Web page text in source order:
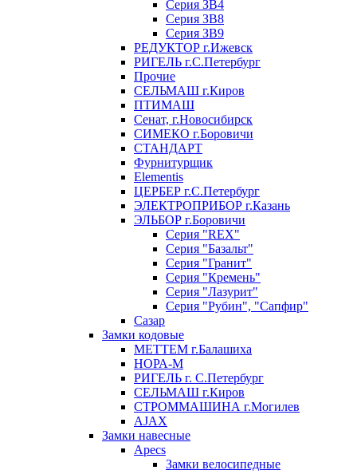
Серия ЗВ4
Серия ЗВ8
Серия ЗВ9
РЕДУКТОР г.Ижевск
РИГЕЛЬ г.С.Петербург
Прочие
СЕЛЬМАШ г.Киров
ПТИМАШ
Сенат, г.Новосибирск
СИМЕКО г.Боровичи
СТАНДАРТ
Фурнитурщик
Elementis
ЦЕРБЕР г.С.Петербург
ЭЛЕКТРОПРИБОР г.Казань
ЭЛЬБОР г.Боровичи
Серия "REX"
Серия "Базальт"
Серия "Гранит"
Серия "Кремень"
Серия "Лазурит"
Серия "Рубин", "Сапфир"
Сазар
Замки кодовые
МЕТТЕМ г.Балашиха
НОРА-М
РИГЕЛЬ г. С.Петербург
СЕЛЬМАШ г.Киров
СТРОММАШИНА г.Могилев
AJAX
Замки навесные
Apecs
Замки велосипедные